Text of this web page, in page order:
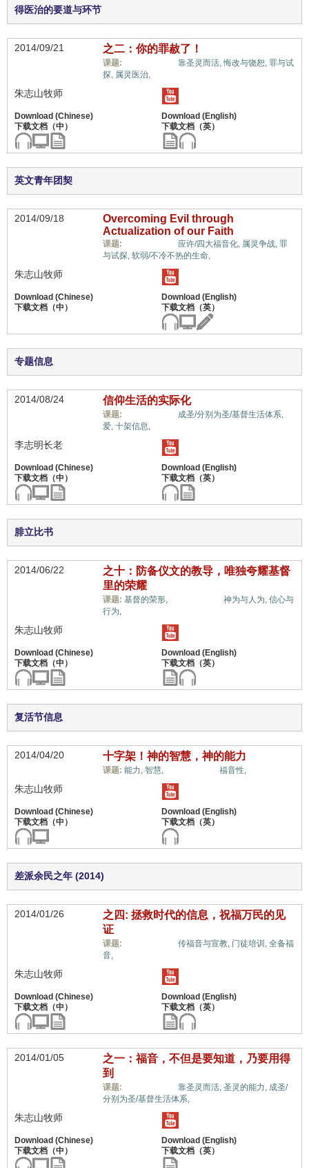
得医治的要道与环节
2014/09/21 之二：你的罪赦了！
课题: 靠圣灵而活, 悔改与饶恕, 罪与试
探, 属灵医治,
朱志山牧师
英文青年团契
2014/09/18
Overcoming Evil through
Actualization of our Faith
课题: 应许/四大福音化, 属灵争战, 罪
与试探, 软弱/不冷不热的生命,
朱志山牧师
专题信息
2014/08/24 信仰生活的实际化
课题:
成圣/分别为圣/基督生活体系,
爱, 十架信息,
李志明长老
腓立比书
2014/06/22
之十：防备仪文的教导，唯独夸耀基督
里的荣耀
课题: 基督的荣形, 神为与人为, 信心与
行为,
朱志山牧师
复活节信息
2014/04/20 十字架！神的智慧，神的能力
课题: 能力, 智慧, 福音性,
朱志山牧师
差派余民之年 (2014)
2014/01/26
之四: 拯救时代的信息，祝福万民的见
证
课题: 传福音与宣教, 门徒培训, 全备福
音,
朱志山牧师
2014/01/05
之一：福音，不但是要知道，乃要用得
到
课题: 靠圣灵而活, 圣灵的能力, 成圣/
分别为圣/基督生活体系,
朱志山牧师